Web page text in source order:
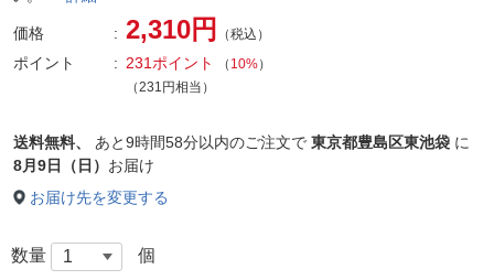
価格 2,310円 （税込）
ポイント 231ポイント （ 10%）
（231円相当）
送料無料、 あと9時間58分以内のご注文で 東京都豊島区東池袋 に
8月9日（日） お届け
お届け先を変更する
数量 個